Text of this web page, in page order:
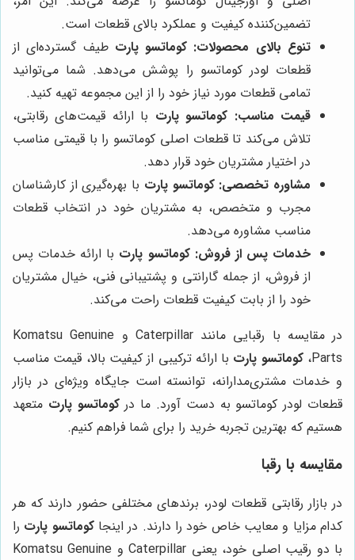
تضمین‌کننده کیفیت و عملکرد بالای قطعات است.
تنوع بالای محصولات: کوماتسو پارت طیف گسترده‌ای از
قطعات لودر کوماتسو را پوشش می‌دهد. شما می‌توانید
تمامی قطعات مورد نیاز خود را از این مجموعه تهیه کنید.
قیمت مناسب: کوماتسو پارت با ارائه قیمت‌های رقابتی،
تلاش می‌کند تا قطعات اصلی کوماتسو را با قیمتی مناسب
در اختیار مشتریان خود قرار دهد.
مشاوره تخصصی: کوماتسو پارت با بهره‌گیری از کارشناسان
مجرب و متخصص، به مشتریان خود در انتخاب قطعات
مناسب مشاوره می‌دهد.
خدمات پس از فروش: کوماتسو پارت با ارائه خدمات پس
از فروش، از جمله گارانتی و پشتیبانی فنی، خیال مشتریان
خود را از بابت کیفیت قطعات راحت می‌کند.
در مقایسه با رقبایی مانند Caterpillar و Komatsu Genuine
Parts، کوماتسو پارت با ارائه ترکیبی از کیفیت بالا، قیمت مناسب
و خدمات مشتری‌مدارانه، توانسته است جایگاه ویژه‌ای در بازار
قطعات لودر کوماتسو به دست آورد. ما درکوماتسو پارت متعهد
هستیم که بهترین تجربه خرید را برای شما فراهم کنیم.
مقایسه با رقبا
در بازار رقابتی قطعات لودر، برندهای مختلفی حضور دارند که هر
کدام مزایا و معایب خاص خود را دارند. در اینجاکوماتسو پارت را
با دو رقیب اصلی خود، یعنی Caterpillar و Komatsu Genuine